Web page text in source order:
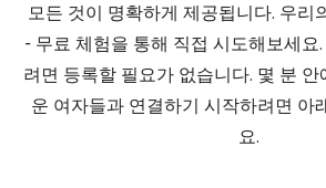
모든 것이 명확하게 제공됩니다. 우리
- 무료 체험을 통해 직접 시도해보세요
려면 등록할 필요가 없습니다. 몇 분
운 여자들과 연결하기 시작하려면 아
요.